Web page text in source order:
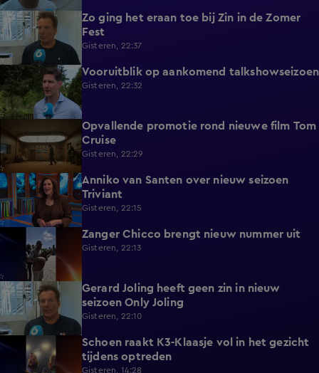
1:39
Zo ging het eraan toe bij Zin in de Zomer
Fest
Gisteren, 22:37
1:46 Vooruitblik op aankomend talkshowseizoen
Gisteren, 22:32
Opvallende promotie rond nieuwe film Tom
Cruise
Gisteren, 22:29
1:07
Anniko van Santen over nieuw seizoen
Triviant
Gisteren, 22:15
0:22 Zanger Chicco brengt nieuw nummer uit
Gisteren, 22:13
0:43
Gerard Joling heeft geen zin in nieuw
seizoen Only Joling
Gisteren, 22:10
0:30
Schoen raakt K3-Klaasje vol in het gezicht
tijdens optreden
Gisteren, 14:28